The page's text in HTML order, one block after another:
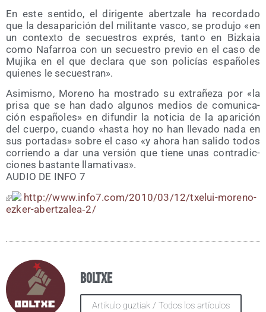
En este sen­ti­do, el diri­gen­te aber­tza­le ha recor­da­do
que la des­apa­ri­ción del mili­tan­te vas­co, se pro­du­jo «en
un con­tex­to de secues­tros exprés, tan­to en Biz­kaia
como Nafa­rroa con un secues­tro pre­vio en el caso de
Muji­ka en el que decla­ra que son poli­cías espa­ño­les
quie­nes le secuestran».
Asi­mis­mo, Moreno ha mos­tra­do su extra­ñe­za por «la
pri­sa que se han dado algu­nos medios de comu­ni­ca­
ción espa­ño­les» en difun­dir la noti­cia de la apa­ri­ción
del cuer­po, cuan­do «has­ta hoy no han lle­va­do nada en
sus por­ta­das» sobre el caso «y aho­ra han sali­do todos
corrien­do a dar una ver­sión que tie­ne unas con­tra­dic­
cio­nes bas­tan­te llamativas».
AUDIO DE INFO 7
http://www.info7.com/2010/03/12/txelui-moreno-
ezker-abertzalea‑2/
Boltxe
Artikulo guztiak / Todos los artículos